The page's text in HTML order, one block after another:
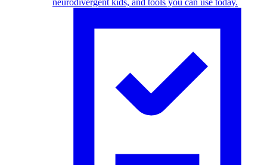
neurodivergent kids, and tools you can use today.